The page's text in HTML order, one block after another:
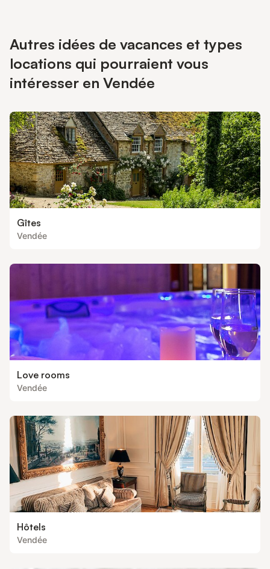
Autres idées de vacances et types
locations qui pourraient vous
intéresser en Vendée
Gîtes
Vendée
Love rooms
Vendée
Hôtels
Vendée